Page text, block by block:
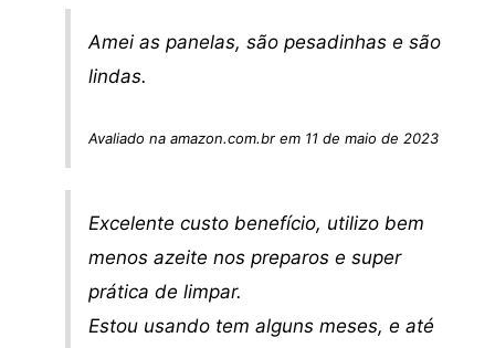
Amei as panelas, são pesadinhas e são
lindas.
Avaliado na amazon.com.br em 11 de maio de 2023
Excelente custo benefício, utilizo bem
menos azeite nos preparos e super
prática de limpar.
Estou usando tem alguns meses, e até